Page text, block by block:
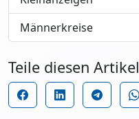
Männerkreise
Teile diesen Artikel